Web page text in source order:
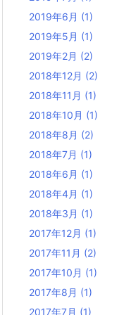
2019年6月 (1)
2019年5月 (1)
2019年2月 (2)
2018年12月 (2)
2018年11月 (1)
2018年10月 (1)
2018年8月 (2)
2018年7月 (1)
2018年6月 (1)
2018年4月 (1)
2018年3月 (1)
2017年12月 (1)
2017年11月 (2)
2017年10月 (1)
2017年8月 (1)
2017年7月 (1)